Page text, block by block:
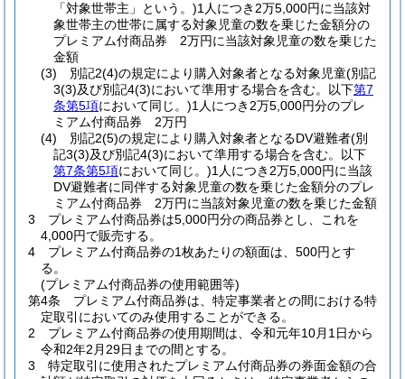
「対象世帯主」という。)1人につき2万5,000円に当該対
象世帯主の世帯に属する対象児童の数を乗じた金額分の
プレミアム付商品券 2万円に当該対象児童の数を乗じた
金額
(3)
別記2(4)の規定により購入対象者となる対象児童(別記
3(3)及び別記4(3)において準用する場合を含む。以下第7
条第5項において同じ。)1人につき2万5,000円分のプレ
ミアム付商品券 2万円
(4)
別記2(5)の規定により購入対象者となるDV避難者(別
記3(3)及び別記4(3)において準用する場合を含む。以下
第7条第5項において同じ。)1人につき2万5,000円に当該
DV避難者に同伴する対象児童の数を乗じた金額分のプレ
ミアム付商品券 2万円に当該対象児童の数を乗じた金額
3
プレミアム付商品券は5,000円分の商品券とし、これを
4,000円で販売する。
4
プレミアム付商品券の1枚あたりの額面は、500円とす
る。
(プレミアム付商品券の使用範囲等)
第4条
プレミアム付商品券は、特定事業者との間における特
定取引においてのみ使用することができる。
2
プレミアム付商品券の使用期間は、令和元年10月1日から
令和2年2月29日までの間とする。
3
特定取引に使用されたプレミアム付商品券の券面金額の合